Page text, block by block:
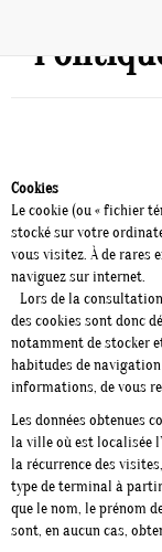
Cookies
Le cookie (ou « fichier
stocké sur votre
vous visitez. À de rares
naviguez sur internet.
Lors de la
des cookies sont donc
notamment de stocker
habitudes de
informations, de vous
Les données obtenues
la ville où est localisée
la récurrence des
type de terminal à
que le nom, le prénom
sont, en aucun cas,